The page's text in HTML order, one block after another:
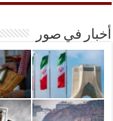
أخبار في صور